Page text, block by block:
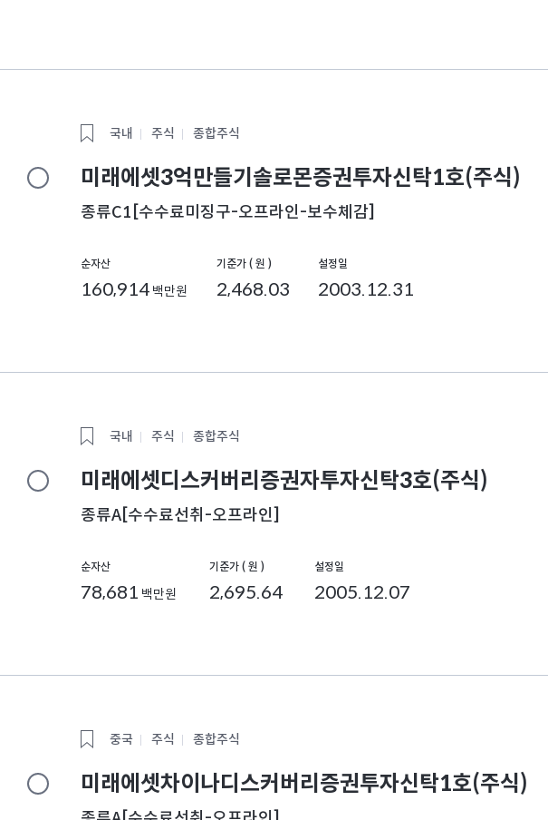
국내 주식 종합주식
미래에셋3억만들기솔로몬증권투자신탁1호(주식)
종류C1[수수료미징구-오프라인-보수체감]
순자산
160,914 백만원
기준가 ( 원 )
2,468.03
설정일
2003.12.31
국내 주식 종합주식
미래에셋디스커버리증권자투자신탁3호(주식)
종류A[수수료선취-오프라인]
순자산
78,681 백만원
기준가 ( 원 )
2,695.64
설정일
2005.12.07
중국 주식 종합주식
미래에셋차이나디스커버리증권투자신탁1호(주식)